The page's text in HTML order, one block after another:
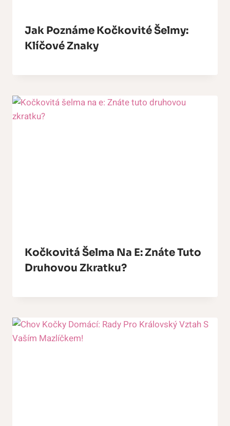
Jak Poznáme Kočkovité Šelmy:
Klíčové Znaky
Kočkovitá Šelma Na E: Znáte Tuto
Druhovou Zkratku?